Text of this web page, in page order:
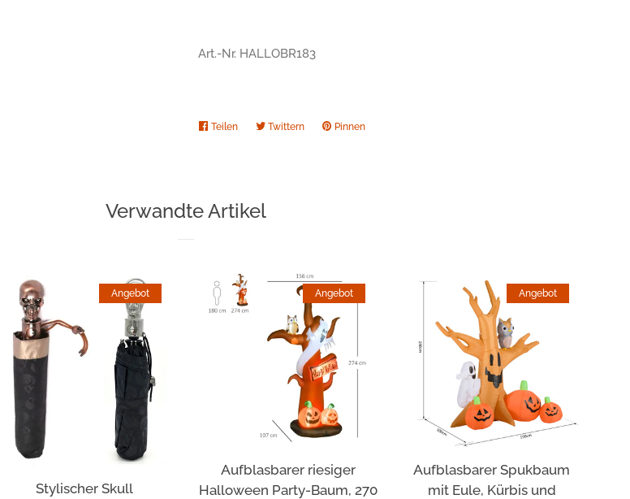
Art.-Nr. HALLOBR183
Teilen TwitternAuf
Pinnen
Verwandte Artikel
Stylischer Skull
Angebot
Aufblasbarer riesiger
Halloween Party-Baum, 270
Angebot
Aufblasbarer Spukbaum
mit Eule, Kürbis und
Angebot